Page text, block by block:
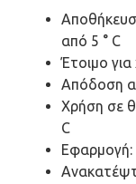
από 5 ° C
Έτοιμο
Απόδοση
Χρήση σε
C
Εφαρμογή: